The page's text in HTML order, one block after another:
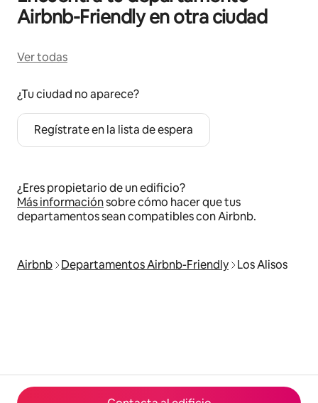
Airbnb-Friendly en otra ciudad
Ver todas
¿Tu ciudad no aparece?
Regístrate en la lista de espera
¿Eres propietario de un edificio?
Más informaciónsobre cómo hacer que tus
departamentos sean compatibles con Airbnb.
Airbnb Departamentos Airbnb-Friendly Los Alisos